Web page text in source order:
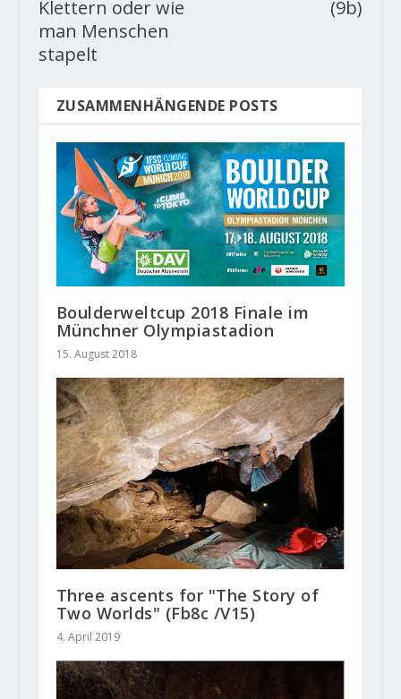
Klettern oder wie
man Menschen
stapelt
(9b)
ZUSAMMENHÄNGENDE POSTS
Boulderweltcup 2018 Finale im
Münchner Olympiastadion
15. August 2018
Three ascents for "The Story of
Two Worlds" (Fb8c /V15)
4. April 2019